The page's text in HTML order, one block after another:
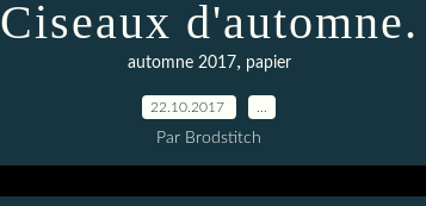
Ciseaux d'automne.
automne 2017, papier
22.10.2017
Par Brodstitch